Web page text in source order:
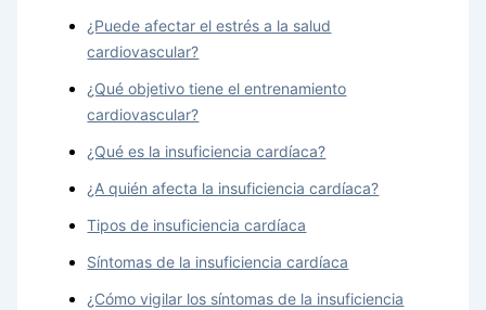
¿Puede afectar el estrés a la salud
cardiovascular?
¿Qué objetivo tiene el entrenamiento
cardiovascular?
¿Qué es la insuficiencia cardíaca?
¿A quién afecta la insuficiencia cardíaca?
Tipos de insuficiencia cardíaca
Síntomas de la insuficiencia cardíaca
¿Cómo vigilar los síntomas de la insuficiencia